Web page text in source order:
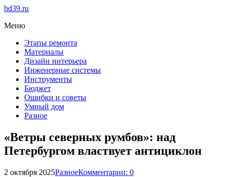
hd39.ru
Меню
Этапы ремонта
Материалы
Дизайн интерьера
Инженерные системы
Инструменты
Бюджет
Ошибки и советы
Умный дом
Разное
«Ветры северных румбов»: над
Петербургом властвует антициклон
2 октября 2025РазноеКомментарии: 0